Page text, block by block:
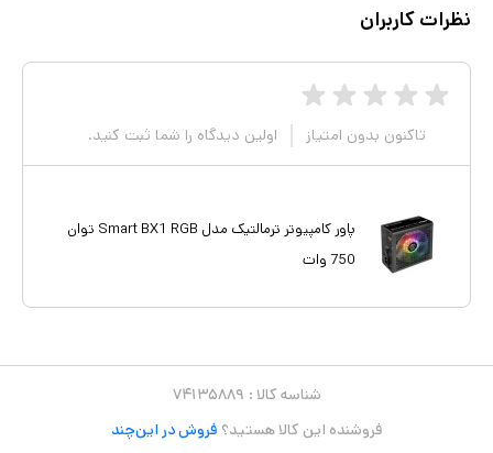
نظرات کاربران
تاکنون بدون امتیاز اولین دیدگاه را شما ثبت کنید.
پاور کامپیوتر ترمالتیک مدل Smart BX1 RGB توان
750 وات
شناسه کالا : ۷۴۱۳۵۸۸۹
فروشنده این کالا هستید؟ فروش در این‌چند